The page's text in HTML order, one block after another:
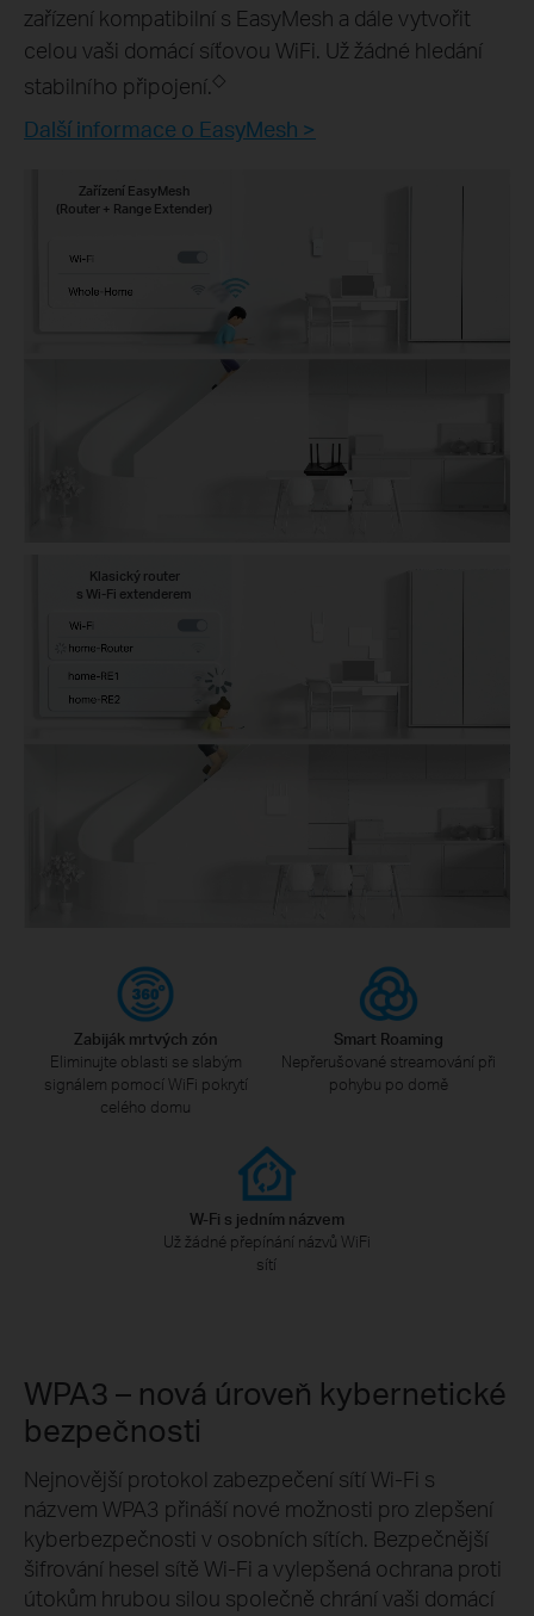
zařízení kompatibilní s EasyMesh a dále vytvořit
celou vaši domácí síťovou WiFi. Už žádné hledání
stabilního připojení.◇
Další informace o EasyMesh >
Zařízení EasyMesh
(Router + Range Extender)
Klasický router
s Wi-Fi extenderem
Zabiják mrtvých zón
Eliminujte oblasti se slabým
signálem pomocí WiFi pokrytí
celého domu
Smart Roaming
Nepřerušované streamování při
pohybu po domě
W-Fi s jedním názvem
Už žádné přepínání názvů WiFi
sítí
WPA3 – nová úroveň kybernetické
bezpečnosti
Nejnovější protokol zabezpečení sítí Wi-Fi s
názvem WPA3 přináší nové možnosti pro zlepšení
kyberbezpečnosti v osobních sítích. Bezpečnější
šifrování hesel sítě Wi-Fi a vylepšená ochrana proti
útokům hrubou silou společně chrání vaši domácí